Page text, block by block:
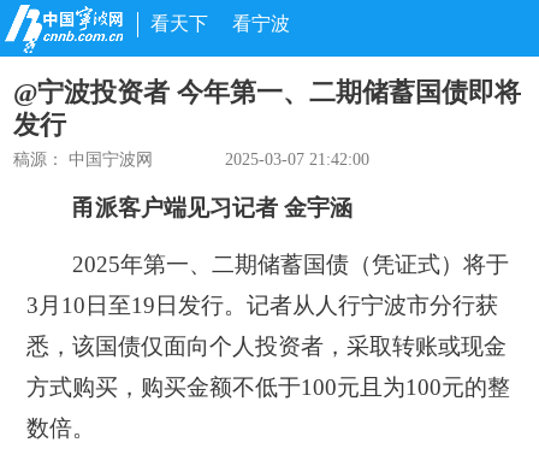
看天下 看宁波
@宁波投资者 今年第一、二期储蓄国债即将
发行
稿源： 中国宁波网 2025-03-07 21:42:00
甬派客户端见习记者 金宇涵
2025年第一、二期储蓄国债（凭证式）将于
3月10日至19日发行。记者从人行宁波市分行获
悉，该国债仅面向个人投资者，采取转账或现金
方式购买，购买金额不低于100元且为100元的整
数倍。